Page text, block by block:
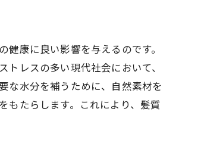
康に良い影響を与えるのです。
レスの多い現代社会において、
な水分を補うために、自然素材を
もたらします。これにより、髪質